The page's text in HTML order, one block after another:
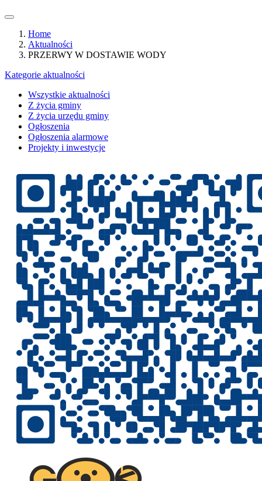
Home
Aktualności
PRZERWY W DOSTAWIE WODY
Kategorie aktualności
Wszystkie aktualności
Z życia gminy
Z życia urzędu gminy
Ogłoszenia
Ogłoszenia alarmowe
Projekty i inwestycje